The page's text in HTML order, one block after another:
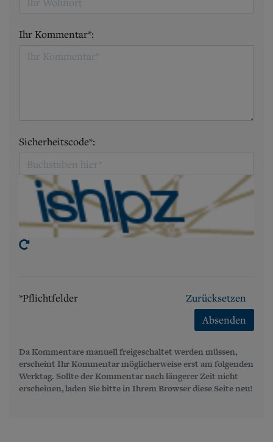
Ihr Kommentar*:
Sicherheitscode*:
*Pflichtfelder
Zurücksetzen
Absenden
Da Kommentare manuell freigeschaltet werden müssen,
erscheint Ihr Kommentar möglicherweise erst am folgenden
Werktag. Sollte der Kommentar nach längerer Zeit nicht
erscheinen, laden Sie bitte in Ihrem Browser diese Seite neu!